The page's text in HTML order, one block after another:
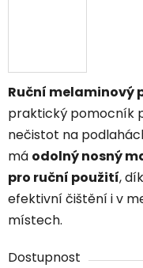
Ruční melaminový
praktický pomocník
nečistot na
má odolný nosný
pro ruční použití,
efektivní čištění i v
místech.
Dostupnost